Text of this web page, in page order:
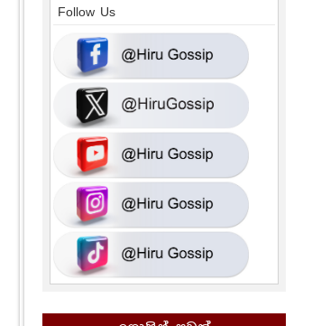
Follow Us